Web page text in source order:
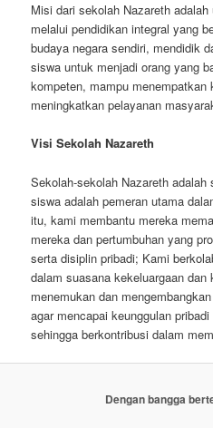
Misi dari sekolah Nazareth
melalui pendidikan integral yang
budaya negara sendiri, mendidik
siswa untuk menjadi orang yang
kompeten, mampu
meningkatkan pelayanan
Visi Sekolah Nazareth
Sekolah-sekolah Nazareth
siswa adalah pemeran utama
itu, kami membantu mereka
mereka dan pertumbuhan yang
serta disiplin pribadi; Kami
dalam suasana kekeluargaan dan
menemukan dan
agar mencapai keunggulan
sehingga berkontribusi dalam
Dengan bangga